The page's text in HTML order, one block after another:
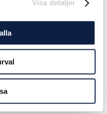
Visa detaljer